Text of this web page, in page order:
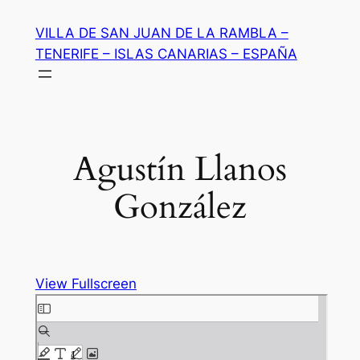
contenido
VILLA DE SAN JUAN DE LA RAMBLA –
TENERIFE – ISLAS CANARIAS – ESPAÑA
Agustín Llanos
González
View Fullscreen
Saltar
al
contenido